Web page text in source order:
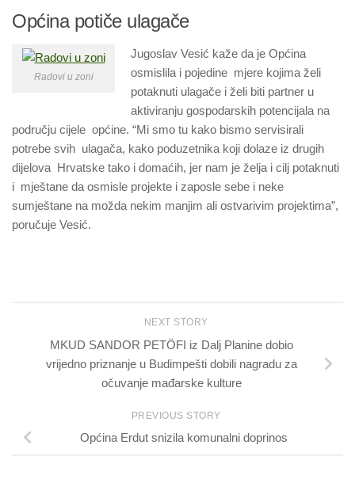
Općina potiče ulagače
Radovi u zoni
Jugoslav Vesić kaže da je Općina
osmislila i pojedine mjere kojima želi
potaknuti ulagače i želi biti partner u
aktiviranju gospodarskih potencijala na
području cijele općine. “Mi smo tu kako bismo servisirali
potrebe svih ulagača, kako poduzetnika koji dolaze iz drugih
dijelova Hrvatske tako i domaćih, jer nam je želja i cilj potaknuti
i mještane da osmisle projekte i zaposle sebe i neke
sumještane na možda nekim manjim ali ostvarivim projektima”,
poručuje Vesić.
NEXT STORY
MKUD SANDOR PETÖFI iz Dalj Planine dobio
vrijedno priznanje u Budimpešti dobili nagradu za
očuvanje mađarske kulture
PREVIOUS STORY
Općina Erdut snizila komunalni doprinos